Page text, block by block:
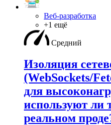
Веб-разработка
+1 ещё
Средний
Изоляция
(WebSockets/
для
используют ли
реальном